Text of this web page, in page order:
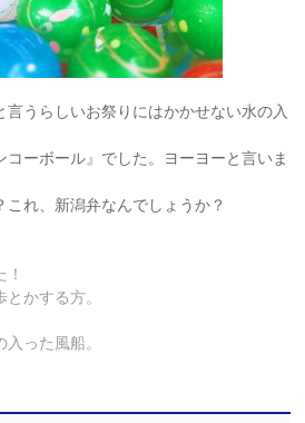
うらしいお祭りにはかかせない水の入
ーボール』でした。ヨーヨーと言いま
れ、新潟弁なんでしょうか？
とかする方。
った風船。